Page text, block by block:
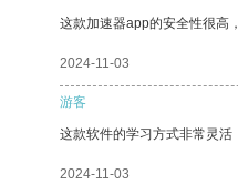
这款加速器app的安全性很高
2024-11-03
游客
这款软件的学习方式非常灵活
2024-11-03